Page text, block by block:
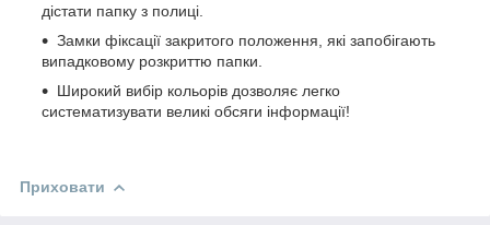
дістати папку з полиці.
Замки фіксації закритого положення, які запобігають
випадковому розкриттю папки.
Широкий вибір кольорів дозволяє легко
систематизувати великі обсяги інформації!
Приховати